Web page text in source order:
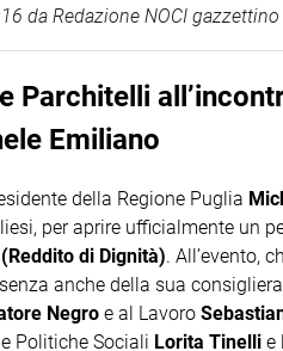
da Redazione NOCI gazzettino
Parchitelli
Emiliano
della Regione Puglia
per aprire ufficialmente un
(Reddito di Dignità). All’evento,
anche della sua
Negro e al Lavoro
Politiche Sociali Lorita Tinelli e